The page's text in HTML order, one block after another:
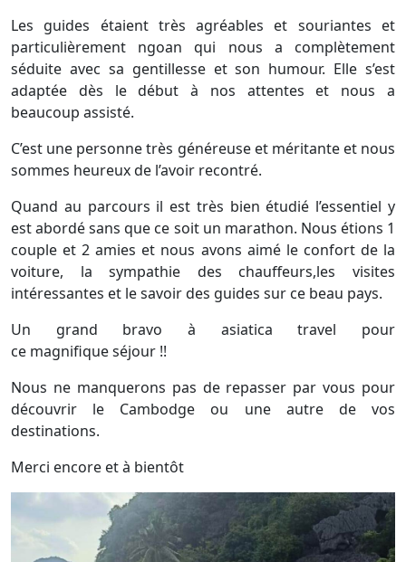
Les guides étaient très agréables et souriantes et
particulièrement ngoan qui nous a complètement
séduite avec sa gentillesse et son humour. Elle s’est
adaptée dès le début à nos attentes et nous a
beaucoup assisté.
C’est une personne très généreuse et méritante et nous
sommes heureux de l’avoir recontré.
Quand au parcours il est très bien étudié l’essentiel y
est abordé sans que ce soit un marathon. Nous étions 1
couple et 2 amies et nous avons aimé le confort de la
voiture, la sympathie des chauffeurs,les visites
intéressantes et le savoir des guides sur ce beau pays.
Un grand bravo à asiatica travel pour
ce magnifique séjour !!
Nous ne manquerons pas de repasser par vous pour
découvrir le Cambodge ou une autre de vos
destinations.
Merci encore et à bientôt